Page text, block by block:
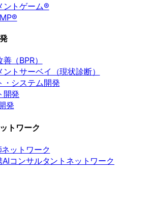
ントゲーム®
（BPR）
トサーベイ（現状診断）
・システム開発
開発
発
トワーク
ットワーク
コンサルタントネットワーク